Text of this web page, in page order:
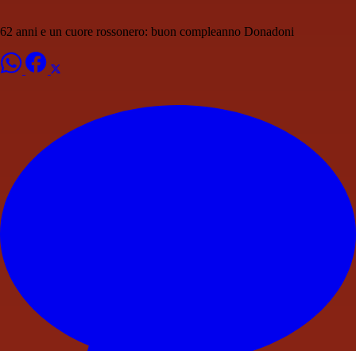
62 anni e un cuore rossonero: buon compleanno Donadoni